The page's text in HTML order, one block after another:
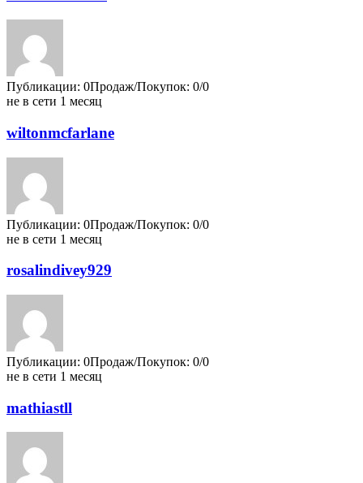
Публикации: 0Продаж/Покупок: 0/0
не в сети 1 месяц
wiltonmcfarlane
Публикации: 0Продаж/Покупок: 0/0
не в сети 1 месяц
rosalindivey929
Публикации: 0Продаж/Покупок: 0/0
не в сети 1 месяц
mathiastll